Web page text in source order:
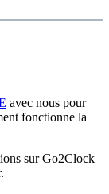
avec nous pour
fonctionne la
sur Go2Clock